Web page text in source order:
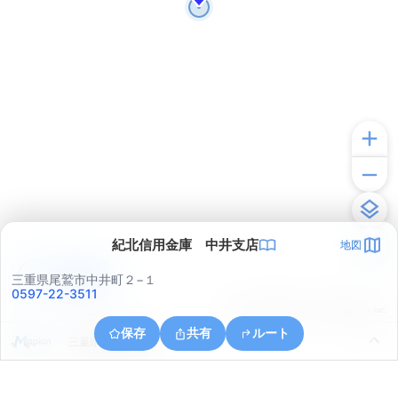
紀北信用金庫 中井支店 地図
三重県尾鷲市中井町２−１
0597-22-3511
保存 共有 ルート
三重県尾鷲市南浦
アプリで見る